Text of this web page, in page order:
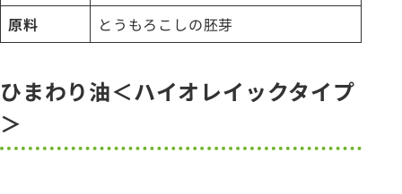
原料
とうもろこしの胚芽
ひまわり油＜ハイオレイックタイプ
＞